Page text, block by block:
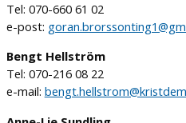
Tel: 070-660 61 02
e-post:
Bengt Hellström
Tel: 070-216 08 22
e-mail: